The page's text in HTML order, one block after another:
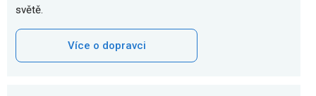
světě.
Více o dopravci